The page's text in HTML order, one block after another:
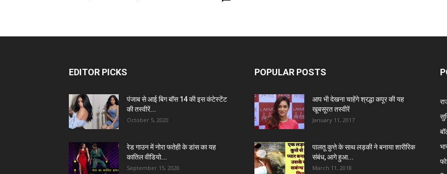
EDITOR PICKS
पंजाब से आई बिग बॉस 14 की इस कंटेस्टेंट
की तस्वीरें...
October 5, 2020
रेड गाउन में नोरा फतेही के डांस का यह
कातिल वीडियो...
September 15, 2020
POPULAR POSTS
आप भी देखना चाहेंगे श्रद्धा कपूर की यह
खूबसूरत तस्वीरें
January 11, 2017
पालतू कुत्ते के साथ लड़की ने बनाया शारीरिक
संबंध, आगे हुआ...
March 11, 2018